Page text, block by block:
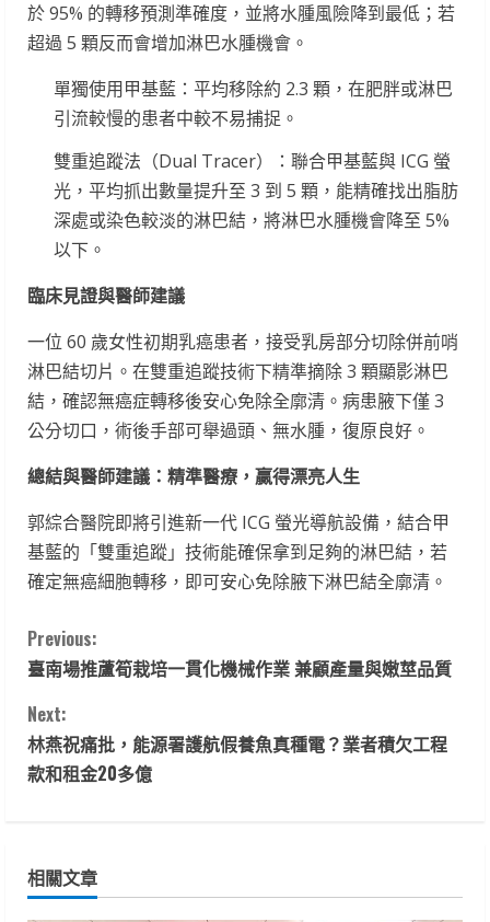
於 95% 的轉移預測準確度，並將水腫風險降到最低；若
超過 5 顆反而會增加淋巴水腫機會。
單獨使用甲基藍：平均移除約 2.3 顆，在肥胖或淋巴
引流較慢的患者中較不易捕捉。
雙重追蹤法（Dual Tracer）：聯合甲基藍與 ICG 螢
光，平均抓出數量提升至 3 到 5 顆，能精確找出脂肪
深處或染色較淡的淋巴結，將淋巴水腫機會降至 5%
以下。
臨床見證與醫師建議
一位 60 歲女性初期乳癌患者，接受乳房部分切除併前哨
淋巴結切片。在雙重追蹤技術下精準摘除 3 顆顯影淋巴
結，確認無癌症轉移後安心免除全廓清。病患腋下僅 3
公分切口，術後手部可舉過頭、無水腫，復原良好。
總結與醫師建議：精準醫療，贏得漂亮人生
郭綜合醫院即將引進新一代 ICG 螢光導航設備，結合甲
基藍的「雙重追蹤」技術能確保拿到足夠的淋巴結，若
確定無癌細胞轉移，即可安心免除腋下淋巴結全廓清。
C
o
n
t
n
Previous:
臺南場推蘆筍栽培一貫化機械作業 兼顧產量與嫩莖品質
Next:
林燕祝痛批，能源署護航假養魚真種電？業者積欠工程
款和租金20多億
相關文章